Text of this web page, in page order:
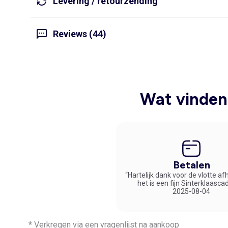
Reviews (44)
Wat
Betalen
“Hartelijk dank voor de vlotte
het is een fijn
2025-08-04
* Verkregen via een vragenlijst na aankoop